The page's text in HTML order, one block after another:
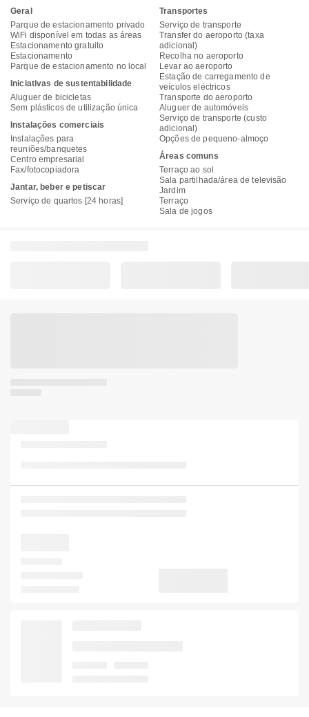
Geral
Parque de estacionamento privado
WiFi disponível em todas as áreas
Estacionamento gratuito
Estacionamento
Parque de estacionamento no local
Iniciativas de sustentabilidade
Aluguer de bicicletas
Sem plásticos de utilização única
Instalações comerciais
Instalações para
reuniões/banquetes
Centro empresarial
Fax/fotocopiadora
Jantar, beber e petiscar
Serviço de quartos [24 horas]
Transportes
Serviço de transporte
Transfer do aeroporto (taxa
adicional)
Recolha no aeroporto
Levar ao aeroporto
Estação de carregamento de
veículos eléctricos
Transporte do aeroporto
Aluguer de automóveis
Serviço de transporte (custo
adicional)
Opções de pequeno-almoço
Áreas comuns
Terraço ao sol
Sala partilhada/área de televisão
Jardim
Terraço
Sala de jogos